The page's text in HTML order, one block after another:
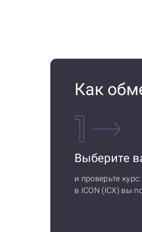
Как
Выберите
и проверьте
в ICON (ICX) вы